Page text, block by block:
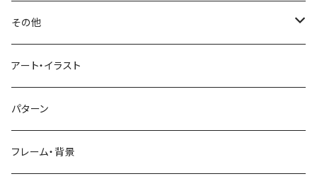
節分
おばけ
スケルトン
ジャックオランタン
鬼
川
月
太陽
雪
ひまわり
ハイビスカス
やしの木
あさがお
ツル
カモメ
サカナ
イワシ
トラ
ウサギ
クマ
キャンディー
ジンジャーマンクッキー
リンゴ
鏡餅
ナス
トマト
飲み物
ビール
ソーダ
洋食
カレー
バーベキュー
サングラス
ビーチサンダル
文房具
はさみ
おりがみ
コスメ
遊具
ぬいぐるみ
キッチン用品
花粉症
風邪
ビジネス
病院
その他
ハート
デジタル
街並み
アート・イラスト
パターン
フレーム・背景